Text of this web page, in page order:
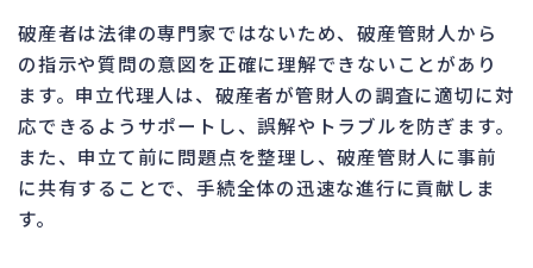
破産者は法律の専門家ではないため、破産管財人から
の指示や質問の意図を正確に理解できないことがあり
ます。申立代理人は、破産者が管財人の調査に適切に対
応できるようサポートし、誤解やトラブルを防ぎます。
また、申立て前に問題点を整理し、破産管財人に事前
に共有することで、手続全体の迅速な進行に貢献しま
す。